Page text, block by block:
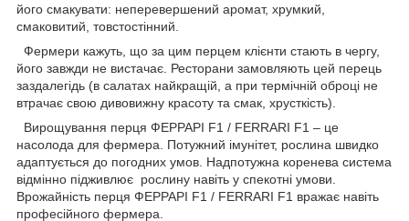
його смакувати: неперевершений аромат, хрумкий,
смаковитий, товстостінний.
Фермери кажуть, що за цим перцем клієнти стають в чергу,
його завжди не вистачає. Ресторани замовляють цей перець
заздалегідь (в салатах найкращій, а при термічній оброці не
втрачає свою дивовижну красоту та смак, хрусткість).
Вирощування перця ФЕРРАРІ F1 / FERRARI F1 – це
насолода для фермера. Потужний імунітет, рослина швидко
адаптується до погодних умов. Надпотужна коренева система
відмінно підживлює рослину навіть у спекотні умови.
Врожайність перця ФЕРРАРІ F1 / FERRARI F1 вражає навіть
професійного фермера.